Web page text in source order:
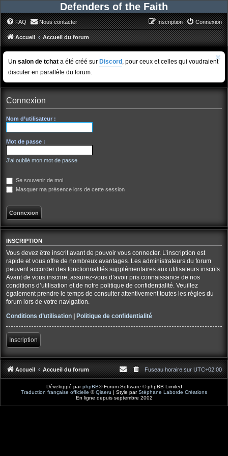
Defenders of the Faith
FAQ Nous contacter Connexion
Inscription
Accueil Accueil du forum
Un salon de tchat a été créé sur Discord , pour ceux et celles qui voudraient
discuter en parallèle du forum.
Connexion
Nom d’utilisateur :
Mot de passe :
J’ai oublié mon mot de passe
Se souvenir de moi
Masquer ma présence lors de cette session
INSCRIPTION
Vous devez être inscrit avant de pouvoir vous connecter. L’inscription est
rapide et vous offre de nombreux avantages. Les administrateurs du forum
peuvent accorder des fonctionnalités supplémentaires aux utilisateurs inscrits.
Avant de vous inscrire, assurez-vous d’avoir pris connaissance de nos
conditions d’utilisation et de notre politique de confidentialité. Veuillez
également prendre le temps de consulter attentivement toutes les règles du
forum lors de votre navigation.
Conditions d’utilisation | Politique de confidentialité
Inscription
Accueil Accueil du forum Fuseau horaire surUTC+02:00
Développé parphpBB® Forum Software © phpBB Limited
Traduction française officielle ©Qiaeru | Style parStéphane Laborde Créations
En ligne depuis septembre 2002